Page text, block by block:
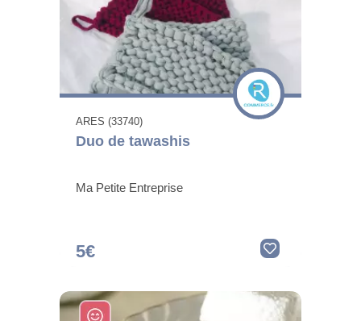
ARES (33740)
Duo de tawashis
Ma Petite Entreprise
5€